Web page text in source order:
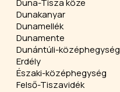
Duna-Tisza köze
Dunakanyar
Dunamellék
Dunamente
Dunántúli-középhegység
Erdély
Északi-középhegység
Felső-Tiszavidék